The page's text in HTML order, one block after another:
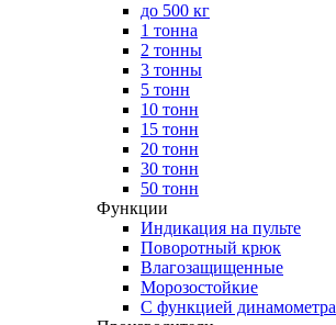
до 500 кг
1 тонна
2 тонны
3 тонны
5 тонн
10 тонн
15 тонн
20 тонн
30 тонн
50 тонн
Функции
Индикация на пульте
Поворотный крюк
Влагозащищенные
Морозостойкие
С функцией динамометра